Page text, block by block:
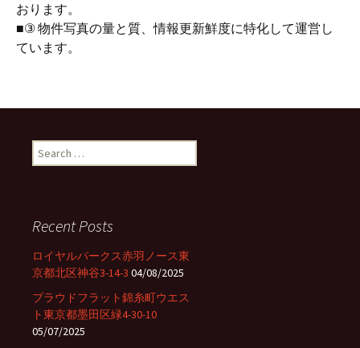
おります。
■③ 物件写真の量と質、情報更新鮮度に特化して運営し
ています。
e
h
f
o
:
Recent Posts
ロイヤルパークス赤羽ノース東
京都北区神谷3-14-3 04/08/2025
プラウドフラット錦糸町ウエス
ト東京都墨田区緑4-30-10
05/07/2025